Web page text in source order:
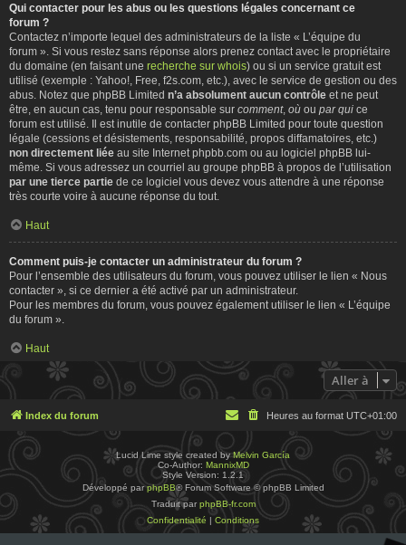
Qui contacter pour les abus ou les questions légales concernant ce
forum ?
Contactez n’importe lequel des administrateurs de la liste « L’équipe du
forum ». Si vous restez sans réponse alors prenez contact avec le propriétaire
du domaine (en faisant une recherche sur whois) ou si un service gratuit est
utilisé (exemple : Yahoo!, Free, f2s.com, etc.), avec le service de gestion ou des
abus. Notez que phpBB Limited n’a absolument aucun contrôle et ne peut
être, en aucun cas, tenu pour responsable sur comment, où ou par qui ce
forum est utilisé. Il est inutile de contacter phpBB Limited pour toute question
légale (cessions et désistements, responsabilité, propos diffamatoires, etc.)
non directement liée au site Internet phpbb.com ou au logiciel phpBB lui-
même. Si vous adressez un courriel au groupe phpBB à propos de l’utilisation
par une tierce partie de ce logiciel vous devez vous attendre à une réponse
très courte voire à aucune réponse du tout.
Haut
Comment puis-je contacter un administrateur du forum ?
Pour l’ensemble des utilisateurs du forum, vous pouvez utiliser le lien « Nous
contacter », si ce dernier a été activé par un administrateur.
Pour les membres du forum, vous pouvez également utiliser le lien « L’équipe
du forum ».
Haut
Aller à
Index du forum Heures au format UTC+01:00
Lucid Lime style created byMelvin García
Co-Author: MannixMD
Style Version: 1.2.1
Développé parphpBB® Forum Software © phpBB Limited
Traduit par phpBB-fr.com
Confidentialité | Conditions